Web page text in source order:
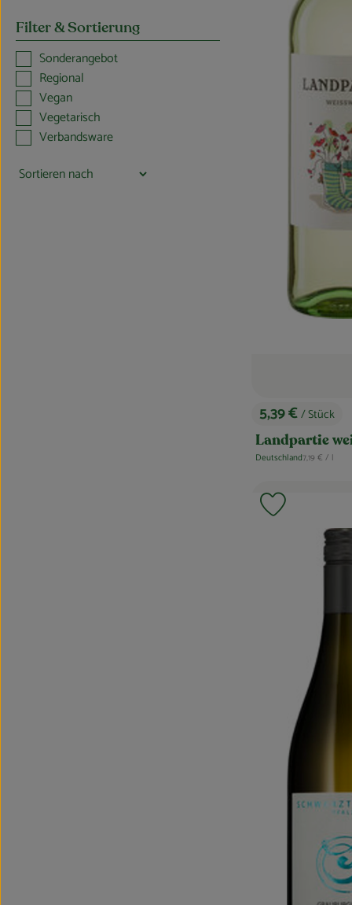
Filter & Sortierung
Sonderangebot
Regional
Vegan
Vegetarisch
Verbandsware
, Preis:
5,39 €/ Stück
Landpartie
, Herkunft:
Deutschland,7,19 € / l